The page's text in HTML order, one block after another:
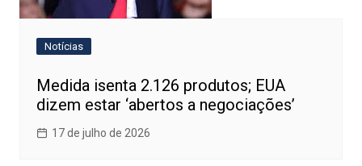
Notícias
Medida isenta 2.126 produtos; EUA
dizem estar ‘abertos a negociações’
17 de julho de 2026